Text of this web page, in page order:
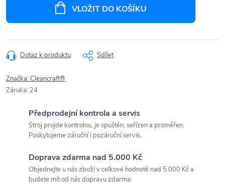
VLOŽIT DO KOŠÍKU
Dotaz k produktu Sdílet
Značka:Cleancraft®
Záruka: 24
Předprodejní kontrola a servis
Stroj projde kontrolou, je spuštěn, seřízen a proměřen.
Poskytujeme záruční i pozáruční servis.
Doprava zdarma nad 5.000 Kč
Objednejte u nás zboží v celkové hodnotě nad 5.000 Kč a
budete mít od nás dopravu zdarma.